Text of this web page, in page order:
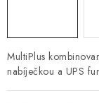
TESTERY
MultiPlus
nabíječkou a UPS